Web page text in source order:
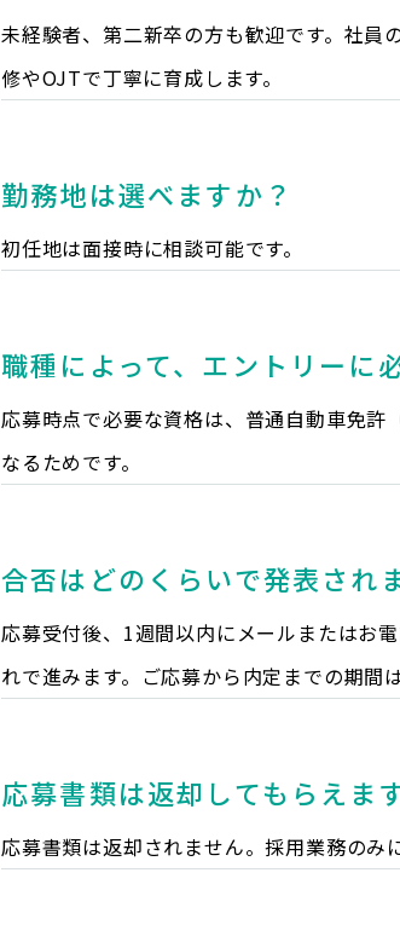
未経験者、第二新卒の方も歓迎です。社員
修やOJTで丁寧に育成します。
勤務地は選べますか？
初任地は面接時に相談可能です。
職種によって、エントリーに
応募時点で必要な資格は、普通自動車免許
なるためです。
合否はどのくらいで発表され
応募受付後、1週間以内にメールまたは
れで進みます。ご応募から内定までの期間
応募書類は返却してもらえま
応募書類は返却されません。採用業務の